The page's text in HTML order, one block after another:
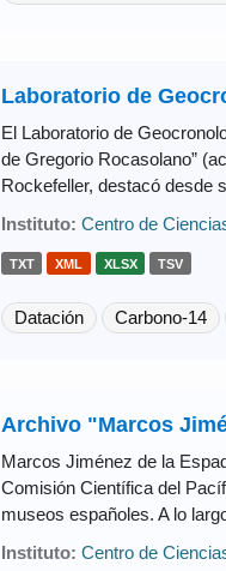
Laboratorio de
El Laboratorio de
de Gregorio Rocasolano”
Rockefeller, destacó desde
Instituto: Centro de
TXT XML XLSX TSV
Datación Carbono-14
Archivo "Marcos
Marcos Jiménez de la
Comisión Científica del
museos españoles. A lo
Instituto: Centro de